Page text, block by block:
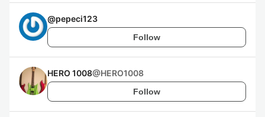
@pepeci123
Follow
HERO 1008@HERO1008
Follow